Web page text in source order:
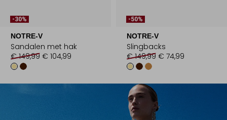
-30%
NOTRE-V
Sandalen met hak
€ 149,99 € 104,99
-50%
NOTRE-V
Slingbacks
€ 149,99 € 74,99